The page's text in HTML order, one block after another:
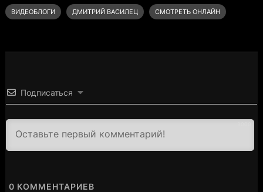
ВИДЕОБЛОГИ ДМИТРИЙ ВАСИЛЕЦ СМОТРЕТЬ ОНЛАЙН
Подписаться
0 КОММЕНТАРИЕВ